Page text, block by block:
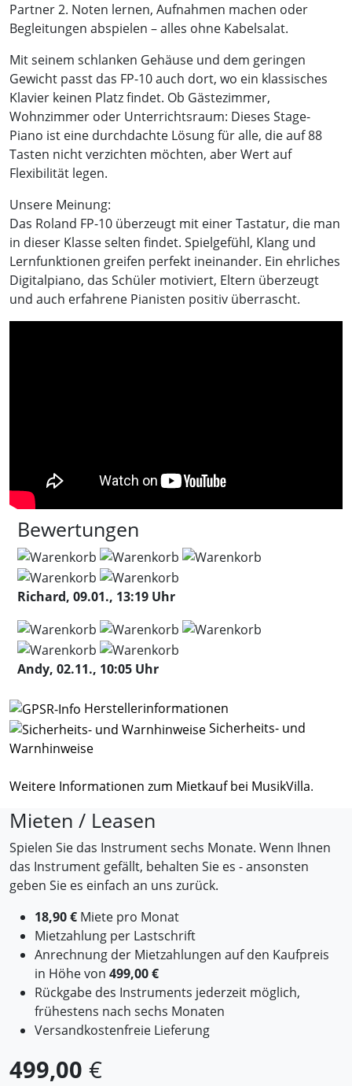
Partner 2. Noten lernen, Aufnahmen machen oder
Begleitungen abspielen – alles ohne Kabelsalat.
Mit seinem schlanken Gehäuse und dem geringen
Gewicht passt das FP-10 auch dort, wo ein klassisches
Klavier keinen Platz findet. Ob Gästezimmer,
Wohnzimmer oder Unterrichtsraum: Dieses Stage-
Piano ist eine durchdachte Lösung für alle, die auf 88
Tasten nicht verzichten möchten, aber Wert auf
Flexibilität legen.
Unsere Meinung:
Das Roland FP-10 überzeugt mit einer Tastatur, die man
in dieser Klasse selten findet. Spielgefühl, Klang und
Lernfunktionen greifen perfekt ineinander. Ein ehrliches
Digitalpiano, das Schüler motiviert, Eltern überzeugt
und auch erfahrene Pianisten positiv überrascht.
Bewertungen
Richard, 09.01., 13:19 Uhr
Andy, 02.11., 10:05 Uhr
Herstellerinformationen
Sicherheits- und
Warnhinweise
Weitere Informationen zum Mietkauf bei MusikVilla.
Mieten / Leasen
Spielen Sie das Instrument sechs Monate. Wenn Ihnen
das Instrument gefällt, behalten Sie es - ansonsten
geben Sie es einfach an uns zurück.
18,90 € Miete pro Monat
Mietzahlung per Lastschrift
Anrechnung der Mietzahlungen auf den Kaufpreis
in Höhe von 499,00 €
Rückgabe des Instruments jederzeit möglich,
frühestens nach sechs Monaten
Versandkostenfreie Lieferung
499,00 €